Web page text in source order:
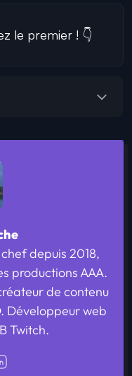
le premier ! 👇
depuis 2018,
productions AAA.
de contenu
Développeur web
Twitch.